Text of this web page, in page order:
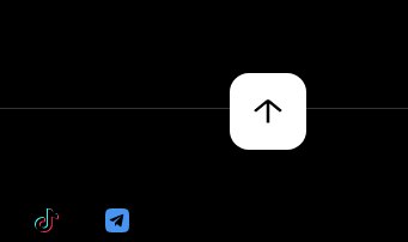
Україна
60 секунд пам’яті